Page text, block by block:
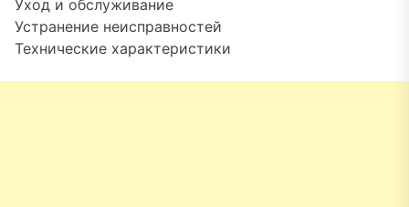
Уход и обслуживание
Устранение неисправностей
Технические характеристики